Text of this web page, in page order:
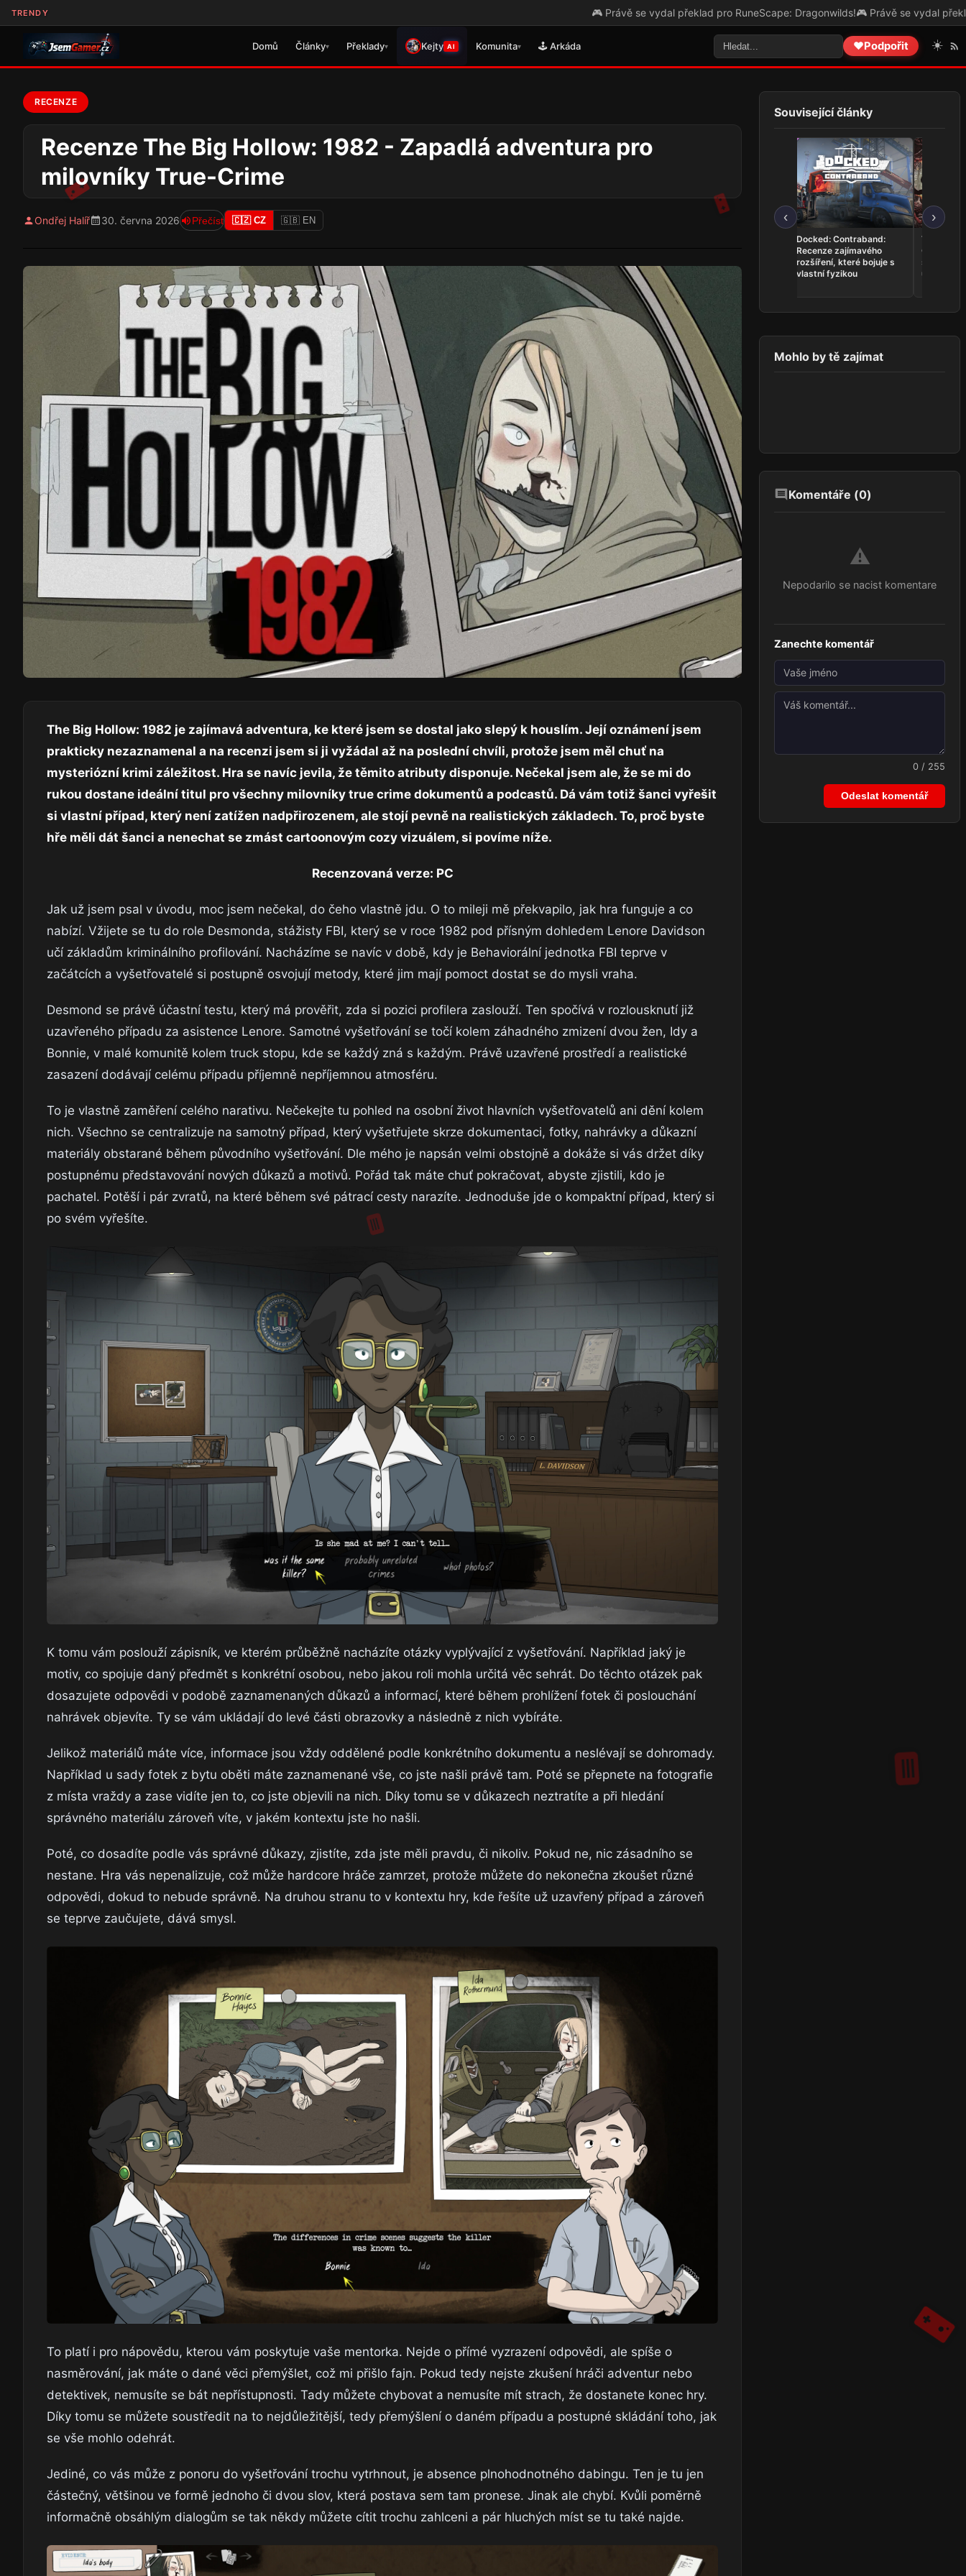
TRENDY 🎮 Právě se vydal překlad pro RuneScape: Dragonwilds!🎮 Právě se vydal překlad pro Drink Factory
Domů Články▾ Překlady▾ Kejty AI Komunita▾ 🕹️ Arkáda ❤️Podpořit ☀️
RECENZE
Recenze The Big Hollow: 1982 - Zapadlá adventura pro
milovníky True-Crime
Ondřej Halíř 30. června 2026 Přečíst 🇨🇿 CZ 🇬🇧 EN
The Big Hollow: 1982 je zajímavá adventura, ke které jsem se dostal jako slepý k houslím. Její oznámení jsem
prakticky nezaznamenal a na recenzi jsem si ji vyžádal až na poslední chvíli, protože jsem měl chuť na
mysteriózní krimi záležitost. Hra se navíc jevila, že těmito atributy disponuje. Nečekal jsem ale, že se mi do
rukou dostane ideální titul pro všechny milovníky true crime dokumentů a podcastů. Dá vám totiž šanci vyřešit
si vlastní případ, který není zatížen nadpřirozenem, ale stojí pevně na realistických základech. To, proč byste
hře měli dát šanci a nenechat se zmást cartoonovým cozy vizuálem, si povíme níže.
Recenzovaná verze: PC
Jak už jsem psal v úvodu, moc jsem nečekal, do čeho vlastně jdu. O to mileji mě překvapilo, jak hra funguje a co
nabízí. Vžijete se tu do role Desmonda, stážisty FBI, který se v roce 1982 pod přísným dohledem Lenore Davidson
učí základům kriminálního profilování. Nacházíme se navíc v době, kdy je Behaviorální jednotka FBI teprve v
začátcích a vyšetřovatelé si postupně osvojují metody, které jim mají pomoct dostat se do mysli vraha.
Desmond se právě účastní testu, který má prověřit, zda si pozici profilera zaslouží. Ten spočívá v rozlousknutí již
uzavřeného případu za asistence Lenore. Samotné vyšetřování se točí kolem záhadného zmizení dvou žen, Idy a
Bonnie, v malé komunitě kolem truck stopu, kde se každý zná s každým. Právě uzavřené prostředí a realistické
zasazení dodávají celému případu příjemně nepříjemnou atmosféru.
To je vlastně zaměření celého narativu. Nečekejte tu pohled na osobní život hlavních vyšetřovatelů ani dění kolem
nich. Všechno se centralizuje na samotný případ, který vyšetřujete skrze dokumentaci, fotky, nahrávky a důkazní
materiály obstarané během původního vyšetřování. Dle mého je napsán velmi obstojně a dokáže si vás držet díky
postupnému představování nových důkazů a motivů. Pořád tak máte chuť pokračovat, abyste zjistili, kdo je
pachatel. Potěší i pár zvratů, na které během své pátrací cesty narazíte. Jednoduše jde o kompaktní případ, který si
po svém vyřešíte.
K tomu vám poslouží zápisník, ve kterém průběžně nacházíte otázky vyplývající z vyšetřování. Například jaký je
motiv, co spojuje daný předmět s konkrétní osobou, nebo jakou roli mohla určitá věc sehrát. Do těchto otázek pak
dosazujete odpovědi v podobě zaznamenaných důkazů a informací, které během prohlížení fotek či poslouchání
nahrávek objevíte. Ty se vám ukládají do levé části obrazovky a následně z nich vybíráte.
Jelikož materiálů máte více, informace jsou vždy oddělené podle konkrétního dokumentu a neslévají se dohromady.
Například u sady fotek z bytu oběti máte zaznamenané vše, co jste našli právě tam. Poté se přepnete na fotografie
z místa vraždy a zase vidíte jen to, co jste objevili na nich. Díky tomu se v důkazech neztratíte a při hledání
správného materiálu zároveň víte, v jakém kontextu jste ho našli.
Poté, co dosadíte podle vás správné důkazy, zjistíte, zda jste měli pravdu, či nikoliv. Pokud ne, nic zásadního se
nestane. Hra vás nepenalizuje, což může hardcore hráče zamrzet, protože můžete do nekonečna zkoušet různé
odpovědi, dokud to nebude správně. Na druhou stranu to v kontextu hry, kde řešíte už uzavřený případ a zároveň
se teprve zaučujete, dává smysl.
To platí i pro nápovědu, kterou vám poskytuje vaše mentorka. Nejde o přímé vyzrazení odpovědi, ale spíše o
nasměrování, jak máte o dané věci přemýšlet, což mi přišlo fajn. Pokud tedy nejste zkušení hráči adventur nebo
detektivek, nemusíte se bát nepřístupnosti. Tady můžete chybovat a nemusíte mít strach, že dostanete konec hry.
Díky tomu se můžete soustředit na to nejdůležitější, tedy přemýšlení o daném případu a postupné skládání toho, jak
se vše mohlo odehrát.
Jediné, co vás může z ponoru do vyšetřování trochu vytrhnout, je absence plnohodnotného dabingu. Ten je tu jen
částečný, většinou ve formě jednoho či dvou slov, která postava sem tam pronese. Jinak ale chybí. Kvůli poměrně
informačně obsáhlým dialogům se tak někdy můžete cítit trochu zahlceni a pár hluchých míst se tu také najde.
Související články
‹
Sofie
vlastní fyzikou
The Mound: Omen of
Cthulhu: Recenze
slibného hororu
utopeného ve stereotypu
Forensics:
Detective –
poctivé
rutiny pro
›
Mohlo by tě zajímat
Komentáře (0)
⚠️
Nepodarilo se nacist komentare
Zanechte komentář
0 / 255
Odeslat komentář